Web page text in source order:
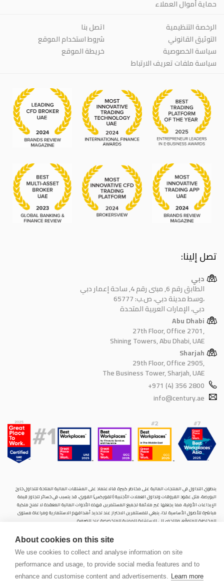
About cookies on this site
We use cookies to collect and analyse information on site
performance and usage, to provide social media features and to
enhance and customise content and advertisements. Learn more
حماية أموال العملاء
الرخصة التنظيمية
التوثيق القانوني
سياسة الخصوصية
سياسة ملفات تعريف الارتباط
اتصل بنا
شروط استخدام الموقع
خريطة الموقع
تصل إلينا:
دبي
الطابق رقم 6, مبنى رقم 4, ساحة إعمار دبي
وسط مدينة دبي، ص.ب: 65777،
دبي، الإمارات العربية المتحدة
Abu Dhabi
27th Floor, Office 2701,
Shining Towers, Abu Dhabi, UAE
Sharjah
29th Floor, Office 2905,
The Business Tower, Sharjah, UAE
+971 (4) 356 2800
info@century.ae
ينطوي التداول في المنتجات المالية على مخاطر كبيرة. فالاعتماد على المشتقات المالية المتاحة للتداول خارح
البورصة، مثل عقود الفروقات وتداول العملات الأجنبية (الفوركس) الفوري، قد يتسبب في خسائر تتجاوز قيمة
الإيداعات الأولية، مما يجعلها غير ملائمة لجميع المستثمرين. فهذه الأدوات المالية المعقدة لا تمنح ملكية
مباشرة للأصول الأساسية. لذا، ينبغي للمستثمرين الاحتراز عند تحديد أهدافهم الاستثمارية ومراعاة مستوى
المخاطرة المتوقَع، واللجوء إلى الاستشارة المهنية المتخصصة عند الضرورة.
سنشري للإستشارات والتحليل المالي ش.ذ.م.م (الشركة)، شركة مرخّصة ومنظمة من هيئة الأوراق المالية والسلع
في دولة الإمارات العربية المتحدة، بموجب الترخيص رقم (20200000028) و(301044) لتولي أعمال الوساطة في
الأسواق الدولية، وتداول المشتقات المالية والعملات المتاحة للتداول خارج البورصة في سوق التداول الفوري،
بالإضافة إلى تقديم الخدمات الاستشارية والترويجية. تأسست الشركة بموجب قوانين دولة الإمارات العربية
المتحدة، وهي مسجلة لدى دائرة التنمية الاقتصادية بدبي (رقم: 768189)، حيث يقع مكتبها المسجّل في 601،
الطابق السادس، المبنى رقم 4، ميدان إعمار، وسط مدينة دبي، دولة الإمارات العربية المتحدة، ص.ب. 65777.